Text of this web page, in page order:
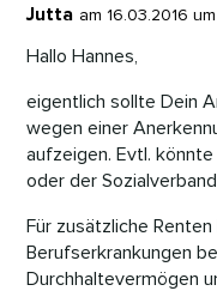
Jutta am 16.03.2016 um
Hallo Hannes,
eigentlich sollte Dein
wegen einer
aufzeigen. Evtl.
oder der
Für zusätzliche
Berufserkrankungen
Durchhaltevermögen